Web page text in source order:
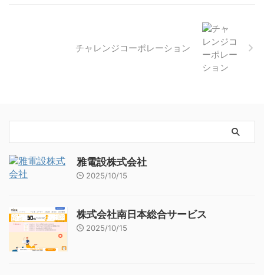
チャレンジコーポレーション
雅電設株式会社
2025/10/15
株式会社南日本総合サービス
2025/10/15